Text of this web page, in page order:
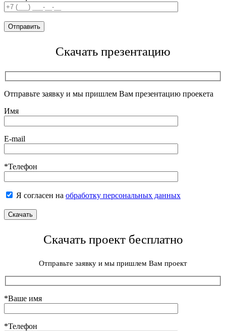
Скачать презентацию
Отправьте заявку и мы пришлем Вам презентацию проекета
Имя
E-mail
*Телефон
Я согласен на обработку персональных данных
Скачать проект бесплатно
Отправьте заявку и мы пришлем Вам проект
*Ваше имя
*Телефон